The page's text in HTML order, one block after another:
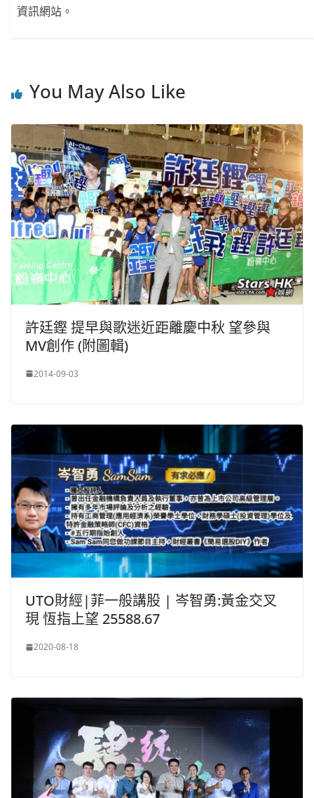
資訊網站。
You May Also Like
許廷鏗 提早與歌迷近距離慶中秋 望參與
MV創作 (附圖輯)
2014-09-03
UTO財經|菲一般講股 | 岑智勇:黃金交叉
現 恆指上望 25588.67
2020-08-18